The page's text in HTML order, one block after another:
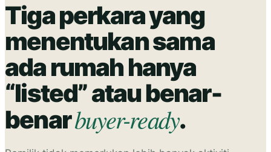
Tiga perkara yang
menentukan sama
ada rumah hanya
“listed” atau benar-
benarbuyer-ready.